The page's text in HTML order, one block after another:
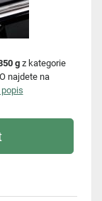
gz kategorie
najdete na
popis